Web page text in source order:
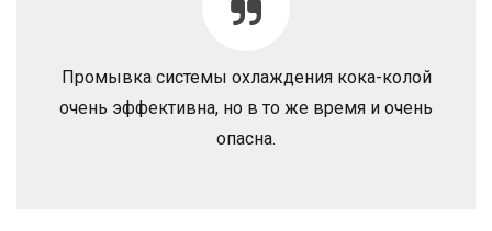
Промывка системы охлаждения кока-колой
очень эффективна, но в то же время и очень
опасна.